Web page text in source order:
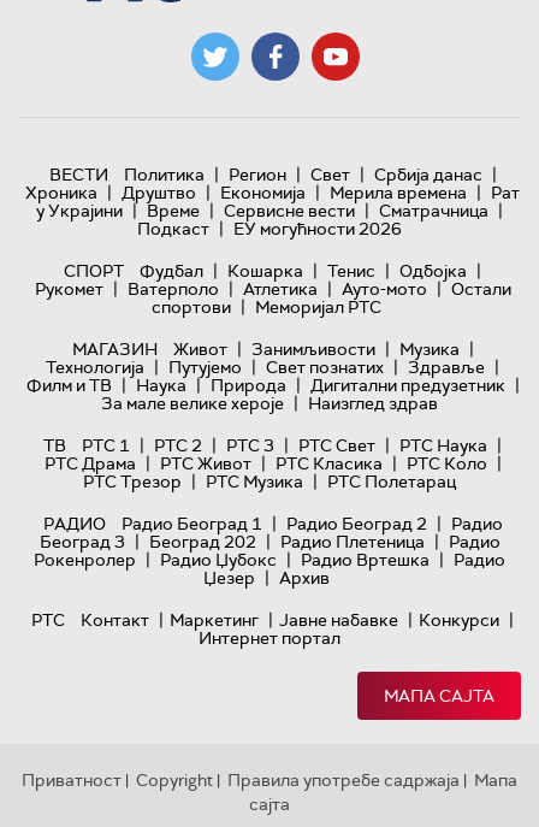
ВЕСТИ Политика | Регион | Свет | Србија данас |
Хроника | Друштво | Економија | Мерила времена | Рат
у Украјини | Време | Сервисне вести | Сматрачница |
Подкаст | ЕУ могућности 2026
СПОРТ
Фудбал | Кошарка | Тенис | Одбојка |
Рукомет | Ватерполо | Атлетика | Ауто-мото | Остали
спортови | Меморијал РТС
МАГАЗИН
Живот | Занимљивости | Музика |
Технологијa | Путујемо | Свет познатих | Здравље |
Филм и ТВ | Наука | Природа | Дигитални предузетник |
За мале велике хероје | Наизглед здрав
ТВ
РТС 1 | РТС 2 | РТС 3 | РТС Свет | РТС Наука |
РТС Драма | РТС Живот | РТС Класика | РТС Коло |
РТС Трезор | РТС Музика | РТС Полетарац
РАДИО
Радио Београд 1 | Радио Београд 2 | Радио
Београд 3 | Београд 202 | Радио Плетеница | Радио
Рокенролер | Радио Џубокс | Радио Вртешка | Радио
Џезер | Архив
РТС
Контакт | Маркетинг | Јавне набавке | Конкурси |
Интернет портал
МАПА САЈТА
Приватност | Copyright | Правила употребе садржаја | Мапа
сајта